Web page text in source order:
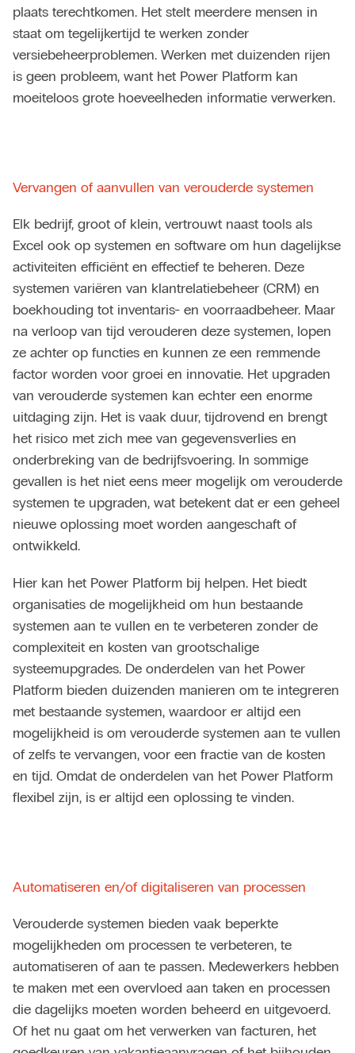
plaats terechtkomen. Het stelt meerdere mensen in
staat om tegelijkertijd te werken zonder
versiebeheerproblemen. Werken met duizenden rijen
is geen probleem, want het Power Platform kan
moeiteloos grote hoeveelheden informatie verwerken.
Vervangen of aanvullen van verouderde systemen
Elk bedrijf, groot of klein, vertrouwt naast tools als
Excel ook op systemen en software om hun dagelijkse
activiteiten efficiënt en effectief te beheren. Deze
systemen variëren van klantrelatiebeheer (CRM) en
boekhouding tot inventaris- en voorraadbeheer. Maar
na verloop van tijd verouderen deze systemen, lopen
ze achter op functies en kunnen ze een remmende
factor worden voor groei en innovatie. Het upgraden
van verouderde systemen kan echter een enorme
uitdaging zijn. Het is vaak duur, tijdrovend en brengt
het risico met zich mee van gegevensverlies en
onderbreking van de bedrijfsvoering. In sommige
gevallen is het niet eens meer mogelijk om verouderde
systemen te upgraden, wat betekent dat er een geheel
nieuwe oplossing moet worden aangeschaft of
ontwikkeld.
Hier kan het Power Platform bij helpen. Het biedt
organisaties de mogelijkheid om hun bestaande
systemen aan te vullen en te verbeteren zonder de
complexiteit en kosten van grootschalige
systeemupgrades. De onderdelen van het Power
Platform bieden duizenden manieren om te integreren
met bestaande systemen, waardoor er altijd een
mogelijkheid is om verouderde systemen aan te vullen
of zelfs te vervangen, voor een fractie van de kosten
en tijd. Omdat de onderdelen van het Power Platform
flexibel zijn, is er altijd een oplossing te vinden.
Automatiseren en/of digitaliseren van processen
Verouderde systemen bieden vaak beperkte
mogelijkheden om processen te verbeteren, te
automatiseren of aan te passen. Medewerkers hebben
te maken met een overvloed aan taken en processen
die dagelijks moeten worden beheerd en uitgevoerd.
Of het nu gaat om het verwerken van facturen, het